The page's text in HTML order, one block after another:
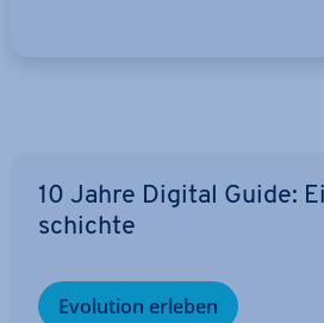
10 Jahre Digital Guide:
schich­te
Evolution erleben